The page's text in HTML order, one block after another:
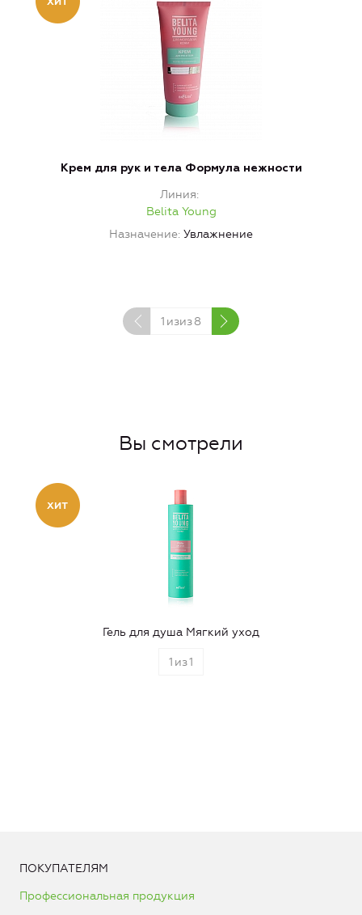
Крем для рук и тела Формула нежности
Линия
Belita Young
Назначение Увлажнение
1 изиз8
Вы смотрели
Гель для душа Мягкий уход
1 из1
ПОКУПАТЕЛЯМ
Профессиональная продукция